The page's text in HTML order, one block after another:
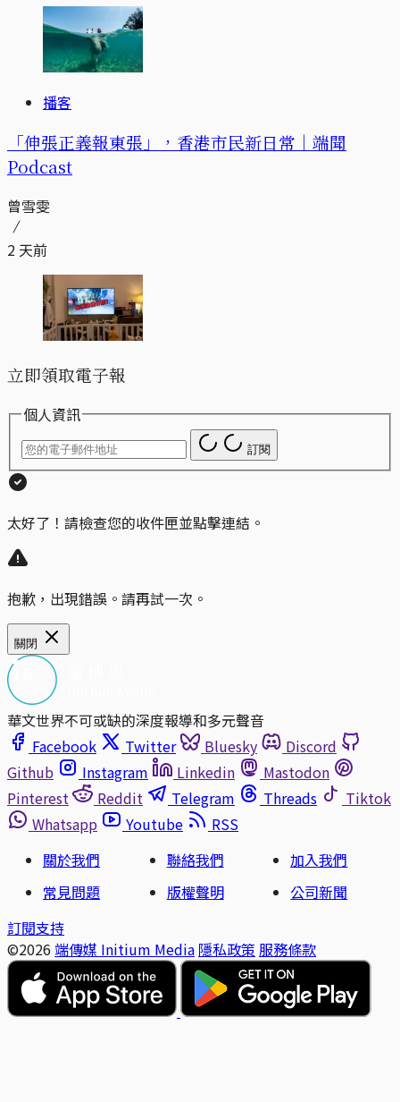
播客
「伸張正義報東張」，香港市民新日常｜端聞
Podcast
曾雪雯
2 天前
立即領取電子報
個人資訊
訂閱
太好了！請檢查您的收件匣並點擊連結。
抱歉，出現錯誤。請再試一次。
關閉
華文世界不可或缺的深度報導和多元聲音
Facebook
Twitter Bluesky
Discord
Github
Instagram Linkedin
Mastodon
Pinterest
Reddit Telegram Threads
Tiktok
Whatsapp
Youtube
RSS
關於我們
聯絡我們
加入我們
常見問題
版權聲明
公司新聞
訂閱支持
©2026 端傳媒 Initium Media 隱私政策 服務條款